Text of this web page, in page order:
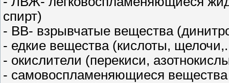
спирт)
- ВВ- взрывчатые вещества
- едкие вещества (кислоты,
- окислители (перекиси,
- самовоспламеняющиеся